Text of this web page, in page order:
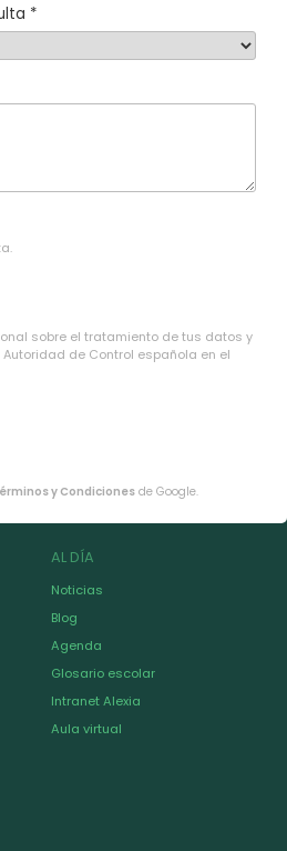
*
sobre el tratamiento de tus datos y
de Control española en el
y Condicionesde Google.
AL DÍA
Noticias
Blog
Agenda
Glosario escolar
Intranet Alexia
Aula virtual